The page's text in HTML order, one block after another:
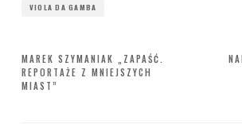
VIOLA DA GAMBA
Nawigacja
wpisu
MAREK SZYMANIAK „ZAPAŚĆ.
REPORTAŻE Z MNIEJSZYCH
MIAST”